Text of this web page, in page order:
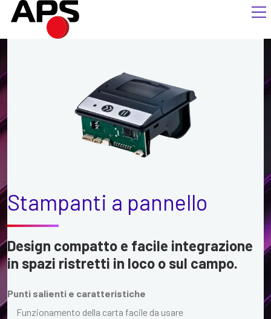
Stampanti a pannello
Design compatto e facile integrazione
in spazi ristretti in loco o sul campo.
Punti salienti e caratteristiche
Funzionamento della carta facile da usare